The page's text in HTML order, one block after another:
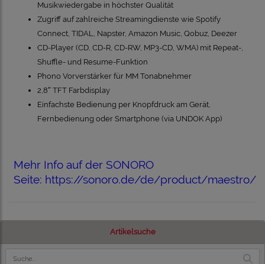
Musikwiedergabe in höchster Qualität
Zugriff auf zahlreiche Streamingdienste wie Spotify
Connect, TIDAL, Napster, Amazon Music, Qobuz, Deezer
CD-Player (CD, CD-R, CD-RW, MP3-CD, WMA) mit Repeat-,
Shuffle- und Resume-Funktion
Phono Vorverstärker für MM Tonabnehmer
2,8″ TFT Farbdisplay
Einfachste Bedienung per Knopfdruck am Gerät,
Fernbedienung oder Smartphone (via UNDOK App)
Mehr Info auf der SONORO
Seite: https://sonoro.de/de/product/maestro/
Artikelsuche